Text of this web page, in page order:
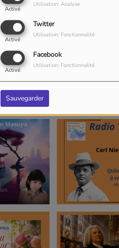
Activé
Utilisation: Analyse
Twitter
Activé
Utilisation: Fonctionnalité
Facebook
Activé
Utilisation: Fonctionnalité
Sauvegarder